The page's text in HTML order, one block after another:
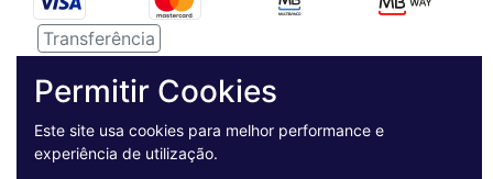
Transferência
Pagamento Seguro
Permitir Cookies
Este site usa cookies para melhor performance e
experiência de utilização.